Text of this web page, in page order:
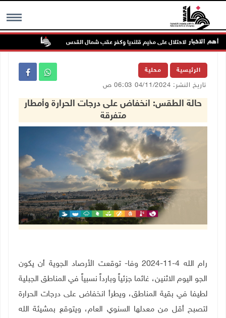
MENU أهم الاخبار
الرئيسية محلية
تاريخ النشر: 04/11/2024 06:03 ص
حالة الطقس: انخفاض على درجات الحرارة وأمطار
متفرقة
رام الله 4-11-2024 وفا- توقعت الأرصاد الجوية أن يكون
الجو اليوم الاثنين، غائما جزئياً وبارداً نسبياً في المناطق الجبلية
لطيفا في بقية المناطق، ويطرأ انخفاض على درجات الحرارة
لتصبح أقل من معدلها السنوي العام، ويتوقع بمشيئة الله